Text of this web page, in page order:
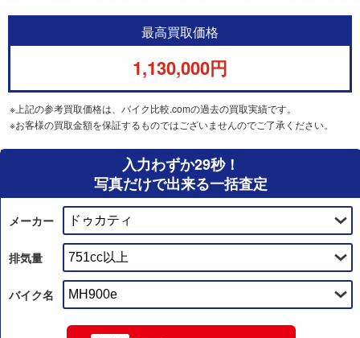
最高買取価格
1,130,000円
※上記の参考買取価格は、バイク比較.comの過去の買取実績です。
※お客様の買取金額を保証するものではございませんのでご了承ください。
入力わずか29秒！
写真だけで出来る一括査定
メーカー
排気量
バイク名